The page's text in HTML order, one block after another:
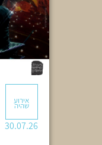
אירוע
שהיה
30.07.26